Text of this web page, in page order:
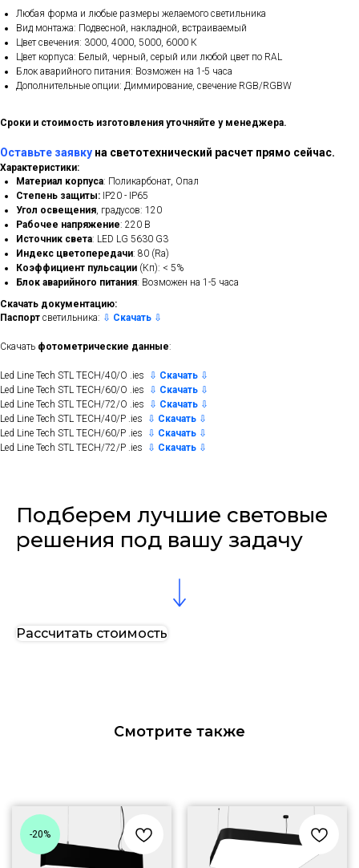
Любая форма и любые размеры желаемого светильника
Вид монтажа: Подвесной, накладной, встраиваемый
Цвет свечения: 3000, 4000, 5000, 6000 К
Цвет корпуса: Белый, черный, серый или любой цвет по RAL
Блок аварийного питания: Возможен на 1-5 часа
Дополнительные опции: Диммирование, свечение RGB/RGBW
Сроки и стоимость изготовления уточняйте у менеджера.
Оставьте заявку на светотехнический расчет прямо сейчас.
Характеристики:
Материал корпуса: Поликарбонат, Опал
Степень защиты: IP20 - IP65
Угол освещения, градусов: 120
Рабочее напряжение: 220 В
Источник света: LED LG 5630 G3
Индекс цветопередачи: 80 (Ra)
Коэффициент пульсации (Кп): < 5%
Блок аварийного питания: Возможен на 1-5 часа
Скачать документацию:
Паспорт светильника: ⇩ Скачать ⇩
Скачать фотометрические данные:
Led Line Tech STL TECH/40/O .ies ⇩ Скачать ⇩
Led Line Tech STL TECH/60/O .ies
⇩ Скачать ⇩
Led Line Tech STL TECH/72/O .ies
⇩ Скачать ⇩
Led Line Tech STL TECH/40/P .ies
⇩ Скачать ⇩
Led Line Tech STL TECH/60/P .ies
⇩ Скачать ⇩
Led Line Tech STL TECH/72/P .ies
⇩ Скачать ⇩
Подберем лучшие световые
решения под вашу задачу
Рассчитать стоимость
Смотрите также
-20%